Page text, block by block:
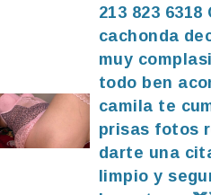
213 823
cachonda
muy
todo ben
camila te
prisas fotos
darte una
limpio y